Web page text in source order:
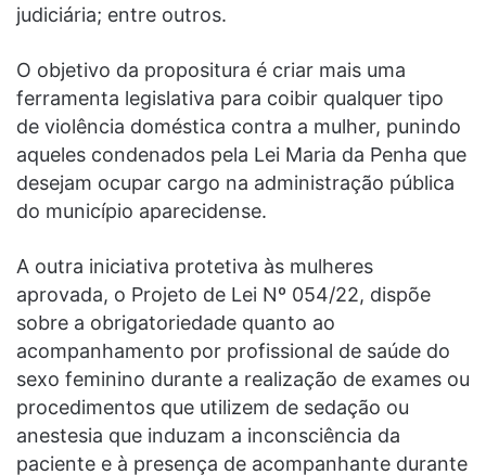
judiciária; entre outros.
O objetivo da propositura é criar mais uma
ferramenta legislativa para coibir qualquer tipo
de violência doméstica contra a mulher, punindo
aqueles condenados pela Lei Maria da Penha que
desejam ocupar cargo na administração pública
do município aparecidense.
A outra iniciativa protetiva às mulheres
aprovada, o Projeto de Lei Nº 054/22, dispõe
sobre a obrigatoriedade quanto ao
acompanhamento por profissional de saúde do
sexo feminino durante a realização de exames ou
procedimentos que utilizem de sedação ou
anestesia que induzam a inconsciência da
paciente e à presença de acompanhante durante